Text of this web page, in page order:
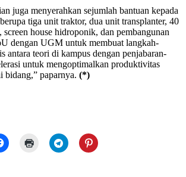
juga menyerahkan sejumlah bantuan kepada
tiga unit traktor, dua unit transplanter, 40
house hidroponik, dan pembangunan
dengan UGM untuk membuat langkah-
antara teori di kampus dengan penjabaran-
untuk mengoptimalkan produktivitas
bidang,” paparnya. (*)